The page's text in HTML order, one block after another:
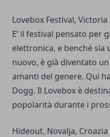
Lovebox Festival,
E’ il festival pensato per
elettronica, e benché
nuovo, è già diventato
amanti del genere. Qui
Dogg. Il Lovebox è
popolarità durante i
Hideout, Novalja, Croazia